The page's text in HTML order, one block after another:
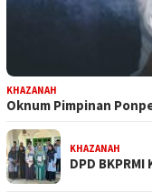
KHAZANAH
Oknum Pimpinan
KHAZANAH
DPD